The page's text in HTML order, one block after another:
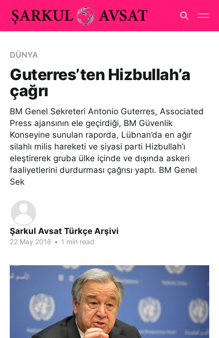
DÜNYA
Guterres’ten Hizbullah’a
çağrı
BM Genel Sekreteri Antonio Guterres, Associated
Press ajansının ele geçirdiği, BM Güvenlik
Konseyine sunulan raporda, Lübnan’da en ağır
silahlı milis hareketi ve siyasi parti Hizbullah’ı
eleştirerek gruba ülke içinde ve dışında askeri
faaliyetlerini durdurması çağrısı yaptı. BM Genel
Sek
Şarkul Avsat Türkçe Arşivi
22 May 2018 • 1 min read